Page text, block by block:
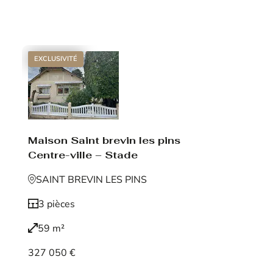
EXCLUSIVITÉ
Maison Saint brevin les pins
Centre-ville – Stade
SAINT BREVIN LES PINS
3 pièces
59 m²
327 050 €